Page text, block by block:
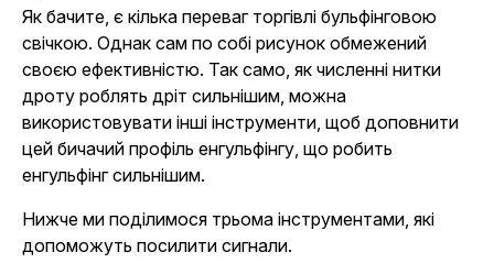
Як бачите, є кілька переваг торгівлі бульфінговою
свічкою. Однак сам по собі рисунок обмежений
своєю ефективністю. Так само, як численні нитки
дроту роблять дріт сильнішим, можна
використовувати інші інструменти, щоб доповнити
цей бичачий профіль енгульфінгу, що робить
енгульфінг сильнішим.
Нижче ми поділимося трьома інструментами, які
допоможуть посилити сигнали.